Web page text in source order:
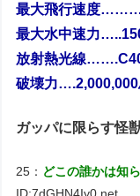
最大飛行速度
最大水中速力
放射熱光線
破壊力….2,000,000
ガッパに限らす怪
25： どこの誰かは知
ID:7dGHN4Iy0.net